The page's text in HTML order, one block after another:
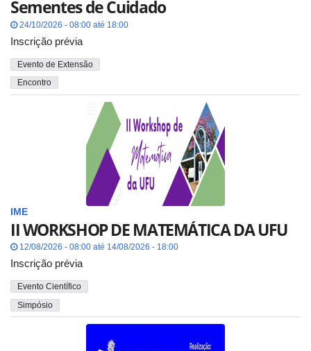
Sementes de Cuidado
24/10/2026 - 08:00 até 18:00
Inscrição prévia
Evento de Extensão
Encontro
IME
II WORKSHOP DE MATEMÁTICA DA UFU
12/08/2026 - 08:00 até 14/08/2026 - 18:00
Inscrição prévia
Evento Científico
Simpósio